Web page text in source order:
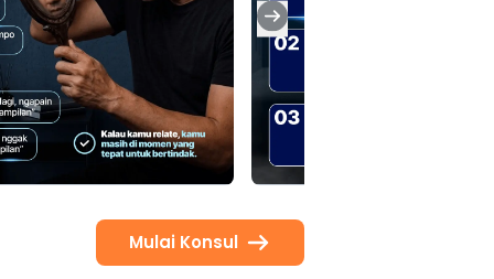
Mulai Konsul